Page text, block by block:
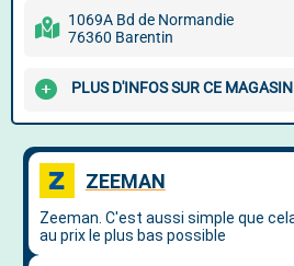
1069A Bd de Normandie
76360 Barentin
PLUS D'INFOS SUR CE MAGASIN